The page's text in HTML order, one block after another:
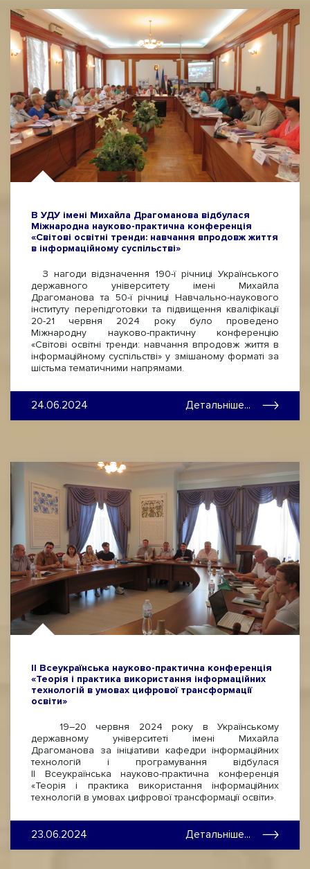
В УДУ імені Михайла Драгоманова відбулася
Міжнародна науково-практична конференція
«Світові освітні тренди: навчання впродовж життя
в інформаційному суспільстві»
З нагоди відзначення 190-ї річниці Українського
державного університету імені Михайла
Драгоманова та 50-ї річниці Навчально-наукового
інституту перепідготовки та підвищення кваліфікації
20-21 червня 2024 року було проведено
Міжнародну науково-практичну конференцію
«Світові освітні тренди: навчання впродовж життя в
інформаційному суспільстві» у змішаному форматі за
шістьма тематичними напрямами.
24.06.2024 Детальніше...
ІІ Всеукраїнська науково-практична конференція
«Теорія і практика використання інформаційних
технологій в умовах цифрової трансформації
освіти»
19–20 червня 2024 року в Українському
державному університеті імені Михайла
Драгоманова за ініціативи кафедри інформаційних
технологій і програмування відбулася
ІІ Всеукраїнська науково-практична конференція
«Теорія і практика використання інформаційних
технологій в умовах цифрової трансформації освіти».
23.06.2024 Детальніше...